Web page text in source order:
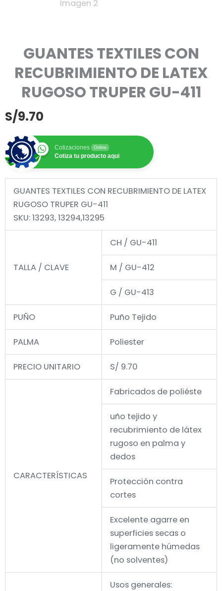
GUANTES TEXTILES CON
RECUBRIMIENTO DE LATEX
RUGOSO TRUPER GU-411
S/9.70
Cotizaciones Online
Cotiza tu producto aqui
GUANTES TEXTILES CON RECUBRIMIENTO DE LATEX
RUGOSO TRUPER GU-411
SKU: 13293, 13294,13295
TALLA / CLAVE
CH / GU-411
M / GU-412
G / GU-413
PUÑO Puño Tejido
PALMA Poliester
PRECIO UNITARIO S/ 9.70
CARACTERÍSTICAS
Fabricados de poliéste
uño tejido y
recubrimiento de látex
rugoso en palma y
dedos
Protección contra
cortes
Excelente agarre en
superficies secas o
ligeramente húmedas
(no solventes)
Usos generales: